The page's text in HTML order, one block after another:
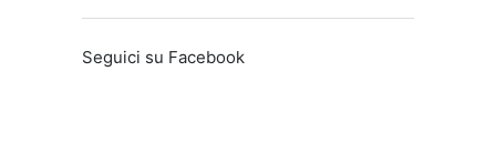
Seguici su Facebook